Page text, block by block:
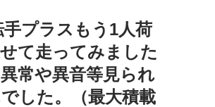
プラスもう1人荷
て走ってみました
常や異音等見られ
した。（最大積載